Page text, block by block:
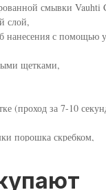
смывки Vauhti
слой,
с помощью
щетками,
(проход за 7-10
порошка скребком,